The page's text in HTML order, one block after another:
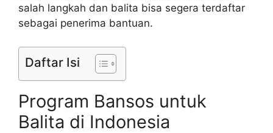
salah langkah dan balita bisa segera terdaftar
sebagai penerima bantuan.
Daftar Isi
Program Bansos untuk
Balita di Indonesia